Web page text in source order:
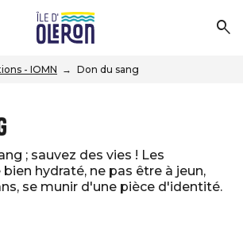
- IOMN Don du sang
; sauvez des vies ! Les
hydraté, ne pas être à jeun,
se munir d'une pièce d'identité.